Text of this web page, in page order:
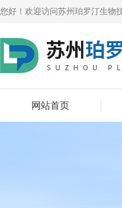
您好！欢迎访问苏州珀罗汀生物
网站首页